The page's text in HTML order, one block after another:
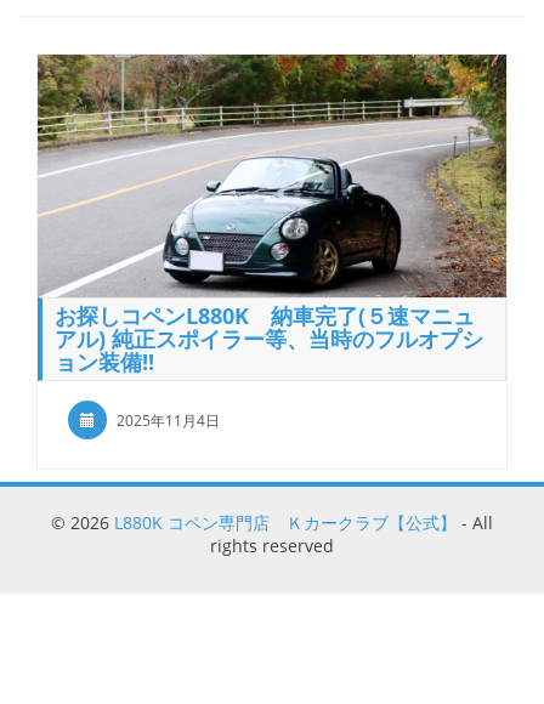
お探しコペンL880K 納車完了(５速マニュ
アル) 純正スポイラー等、当時のフルオプシ
ョン装備!!
2025年11月4日
© 2026 L880K コペン専門店 Ｋカークラブ【公式】
- All
rights reserved